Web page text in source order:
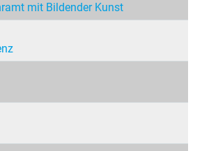
mit Bildender Kunst